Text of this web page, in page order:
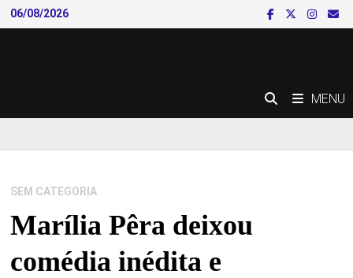
Skip
to
06/08/2026
MENU
SEM CATEGORIA
Marília Pêra deixou
comédia inédita e